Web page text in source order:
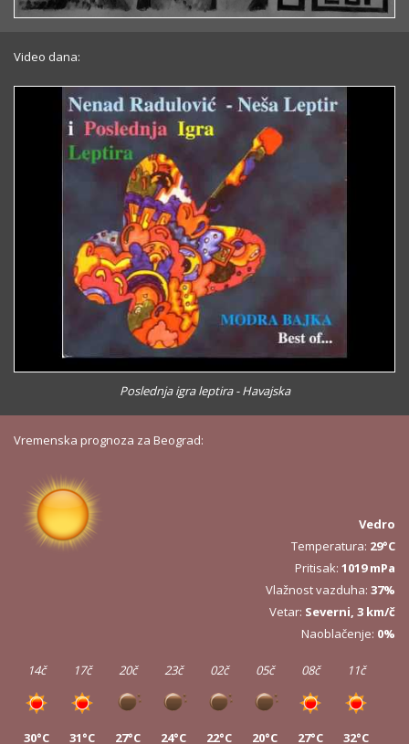
Video dana:
Poslednja igra leptira - Havajska
Vremenska prognoza za Beograd:
Vedro
Temperatura: 29°C
Pritisak: 1019 mPa
Vlažnost vazduha: 37%
Vetar: Severni, 3 km/č
Naoblačenje: 0%
14č
30°C
17č
31°C
20č
27°C
23č
24°C
02č
22°C
05č
20°C
08č
27°C
11č
32°C